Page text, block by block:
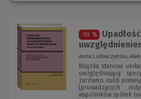
-10 %
Anna Ludwiczyńska,
Książka stanowi
uwzględniającą
zarówno osób
(prowadzących
wspólników spółek